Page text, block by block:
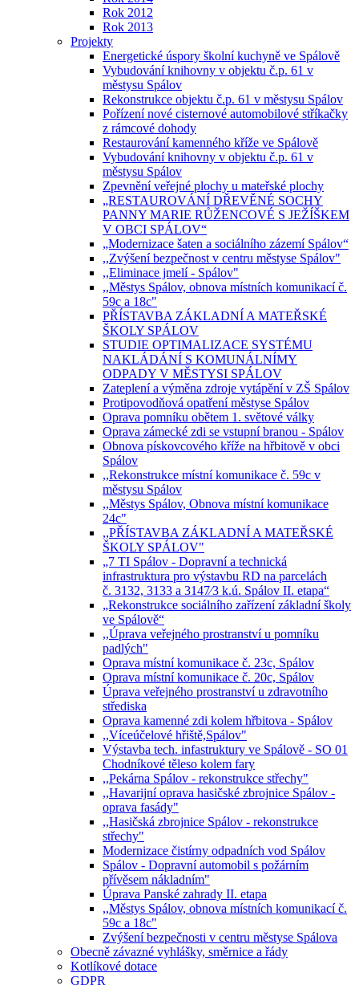
Rok 2012
Rok 2013
Projekty
Energetické úspory školní kuchyně ve Spálově
Vybudování knihovny v objektu č.p. 61 v
městysu Spálov
Rekonstrukce objektu č.p. 61 v městysu Spálov
Pořízení nové cisternové automobilové stříkačky
z rámcové dohody
Restaurování kamenného kříže ve Spálově
Vybudování knihovny v objektu č.p. 61 v
městysu Spálov
Zpevnění veřejné plochy u mateřské plochy
„RESTAUROVÁNÍ DŘEVĚNÉ SOCHY
PANNY MARIE RŮŽENCOVÉ S JEŽÍŠKEM
V OBCI SPÁLOV“
„Modernizace šaten a sociálního zázemí Spálov“
,,Zvýšení bezpečnost v centru městyse Spálov"
,,Eliminace jmelí - Spálov"
,,Městys Spálov, obnova místních komunikací č.
59c a 18c"
PŘÍSTAVBA ZÁKLADNÍ A MATEŘSKÉ
ŠKOLY SPÁLOV
STUDIE OPTIMALIZACE SYSTÉMU
NAKLÁDÁNÍ S KOMUNÁLNÍMY
ODPADY V MĚSTYSI SPÁLOV
Zateplení a výměna zdroje vytápění v ZŠ Spálov
Protipovodňová opatření městyse Spálov
Oprava pomníku obětem 1. světové války
Oprava zámecké zdi se vstupní branou - Spálov
Obnova pískovcového kříže na hřbitově v obci
Spálov
,,Rekonstrukce místní komunikace č. 59c v
městysu Spálov
,,Městys Spálov, Obnova místní komunikace
24c"
,,PŘÍSTAVBA ZÁKLADNÍ A MATEŘSKÉ
ŠKOLY SPÁLOV"
„7 TI Spálov - Dopravní a technická
infrastruktura pro výstavbu RD na parcelách
č. 3132, 3133 a 3147⁄3 k.ú. Spálov II. etapa“
„Rekonstrukce sociálního zařízení základní školy
ve Spálově“
,,Úprava veřejného prostranství u pomníku
padlých"
Oprava místní komunikace č. 23c, Spálov
Oprava místní komunikace č. 20c, Spálov
Úprava veřejného prostranství u zdravotního
střediska
Oprava kamenné zdi kolem hřbitova - Spálov
,,Víceúčelové hřiště,Spálov"
Výstavba tech. infastruktury ve Spálově - SO 01
Chodníkové těleso kolem fary
,,Pekárna Spálov - rekonstrukce střechy"
,,Havarijní oprava hasičské zbrojnice Spálov -
oprava fasády"
,,Hasičská zbrojnice Spálov - rekonstrukce
střechy"
Modernizace čistírny odpadních vod Spálov
Spálov - Dopravní automobil s požárním
přívěsem nákladním"
Úprava Panské zahrady II. etapa
,,Městys Spálov, obnova místních komunikací č.
59c a 18c"
Zvýšení bezpečnosti v centru městyse Spálova
Obecně závazné vyhlášky, směrnice a řády
Kotlíkové dotace
GDPR